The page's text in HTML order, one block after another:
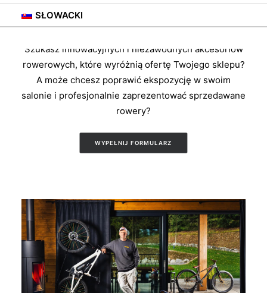
SŁOWACKI
Szukasz innowacyjnych i niezawodnych akcesoriów
rowerowych, które wyróżnią ofertę Twojego sklepu?
A może chcesz poprawić ekspozycję w swoim
salonie i profesjonalnie zaprezentować sprzedawane
rowery?
WYPEŁNIJ FORMULARZ